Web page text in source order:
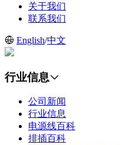
关于我们
联系我们
English/中文
行业信息
公司新闻
行业信息
电源线百科
排插百科